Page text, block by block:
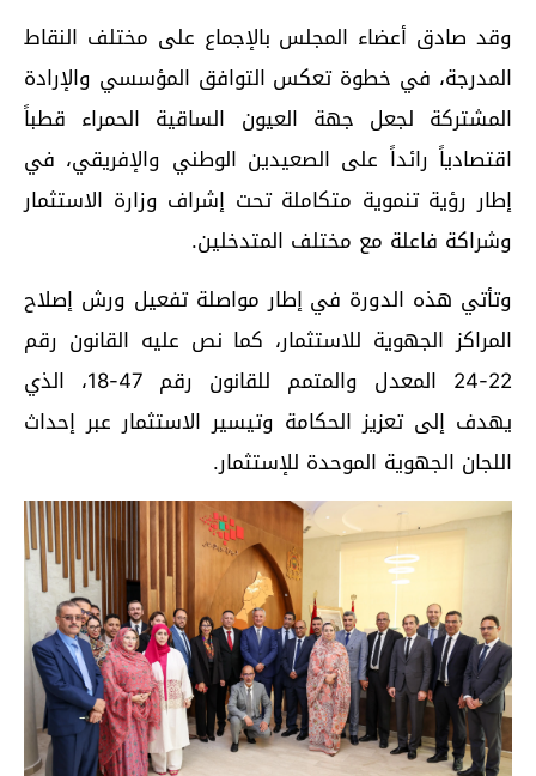
وقد صادق أعضاء المجلس بالإجماع على مختلف النقاط
المدرجة، في خطوة تعكس التوافق المؤسسي والإرادة
المشتركة لجعل جهة العيون الساقية الحمراء قطباً
اقتصادياً رائداً على الصعيدين الوطني والإفريقي، في
إطار رؤية تنموية متكاملة تحت إشراف وزارة الاستثمار
وشراكة فاعلة مع مختلف المتدخلين.
وتأتي هذه الدورة في إطار مواصلة تفعيل ورش إصلاح
المراكز الجهوية للاستثمار، كما نص عليه القانون رقم
22-24 المعدل والمتمم للقانون رقم 47-18، الذي
يهدف إلى تعزيز الحكامة وتيسير الاستثمار عبر إحداث
اللجان الجهوية الموحدة للإستثمار.